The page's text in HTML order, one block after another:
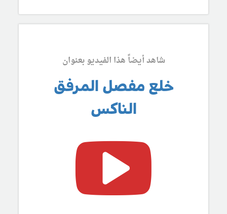
شاهد أيضاً هذا الفيديو بعنوان
خلع مفصل المرفق
الناكس